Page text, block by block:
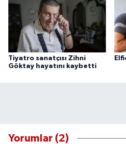
Tiyatro sanatçısı Zihni
Göktay hayatını kaybetti
Yorumlar (2)